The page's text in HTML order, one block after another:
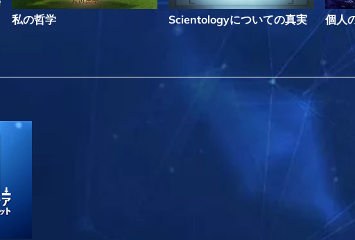
私の哲学 Scientologyについての真実 個人